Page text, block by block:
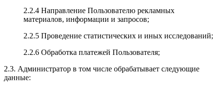
2.2.4 Направление Пользователю рекламных
материалов, информации и запросов;
2.2.5 Проведение статистических и иных исследований;
2.2.6 Обработка платежей Пользователя;
2.3. Администратор в том числе обрабатывает следующие
данные: